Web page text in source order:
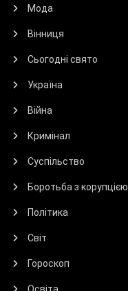
Мода
Вінниця
Сьогодні свято
Україна
Війна
Кримінал
Суспільство
Боротьба з корупцією
Політика
Світ
Гороскоп